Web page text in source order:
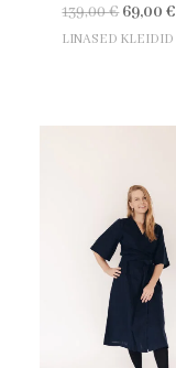
139,00€ 69,00€
LINASED KLEIDID